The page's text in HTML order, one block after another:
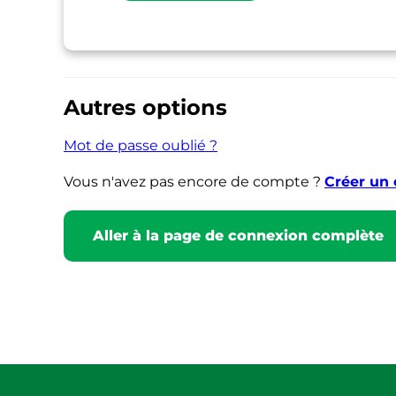
Autres options
Mot de passe oublié ?
Vous n'avez pas encore de compte ? Créer un
Aller à la page de connexion complète